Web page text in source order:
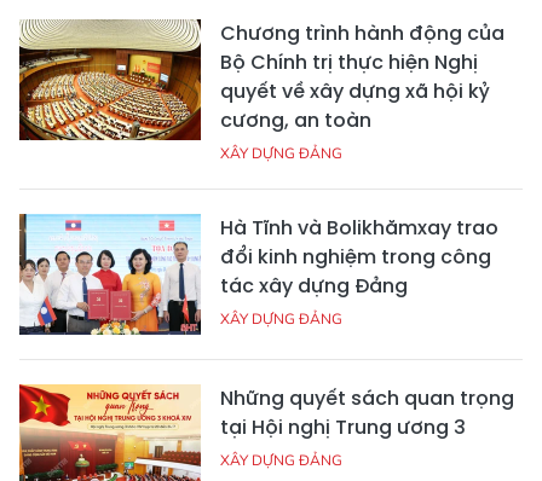
Chương trình hành động của
Bộ Chính trị thực hiện Nghị
quyết về xây dựng xã hội kỷ
cương, an toàn
XÂY DỰNG ĐẢNG
Hà Tĩnh và Bolikhămxay trao
đổi kinh nghiệm trong công
tác xây dựng Đảng
XÂY DỰNG ĐẢNG
Những quyết sách quan trọng
tại Hội nghị Trung ương 3
XÂY DỰNG ĐẢNG